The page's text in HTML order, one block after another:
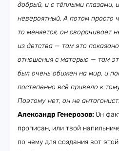
добрый, и с тёплыми глазами,
невероятный. А потом просто
то меняется, он сворачивает
из детства — там это
отношения с матерью — там
был очень обижен на мир, и
постепенно всё привело к
Поэтому нет, он не
Александр Генерозов: Он
прописан, или твой
по нему для создания вот